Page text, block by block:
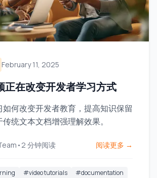
February 11, 2025
正在改变开发者学习方式
何改变开发者教育，提高知识保留
统文本文档增强理解效果。
• 2 分钟阅读 阅读更多 →
#video tutorials #documentation